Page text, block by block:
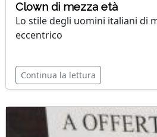
Clown di mezza età
Lo stile degli uomini italiani di
eccentrico
Continua la lettura